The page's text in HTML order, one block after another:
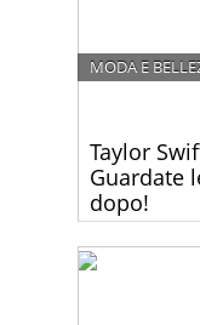
Taylor
Guardate
dopo!
MODA E
generosa che
rifatta il seno?